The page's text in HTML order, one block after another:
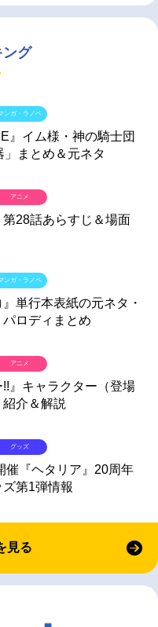
ング
』イム様・神の騎士団
」まとめ＆元ネタ
ンガ・ラノベ
第28話あらすじ＆場面
アニメ
』単行本表紙の元ネタ・
ロディまとめ
ンガ・ラノベ
!!』キャラクター（登場
介＆解説
アニメ
催『ヘタリア』20周年
第1弾情報
グッズ
見る